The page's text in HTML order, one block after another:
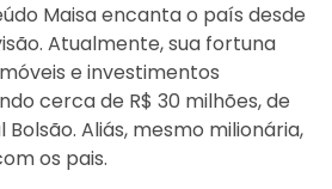
Maisa encanta o país desde
Atualmente, sua fortuna
e investimentos
cerca de R$ 30 milhões, de
Aliás, mesmo milionária,
os pais.